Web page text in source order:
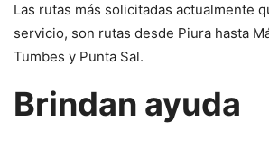
Las rutas más solicitadas actualmente
servicio, son rutas desde Piura hasta
Tumbes y Punta Sal.
Brindan ayuda